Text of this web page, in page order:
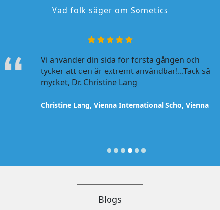
Vad folk säger om Sometics
Vi använder din sida för första gången och
tycker att den är extremt användbar!...Tack så
mycket, Dr. Christine Lang
Christine Lang, Vienna International Scho, Vienna
Blogs